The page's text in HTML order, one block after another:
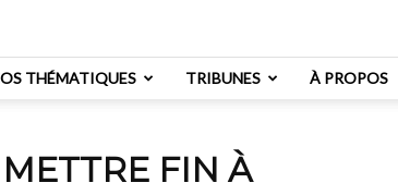
THÉMATIQUES
TRIBUNES À PROPOS
FIN À